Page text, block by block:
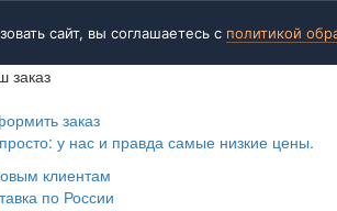
сайт, вы соглашаетесь с политикой
заказ
заказ
у нас и правда самые низкие цены.
клиентам
по России